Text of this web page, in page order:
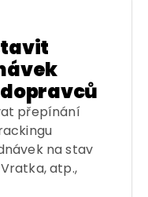
přepínání
na stav
atp.,